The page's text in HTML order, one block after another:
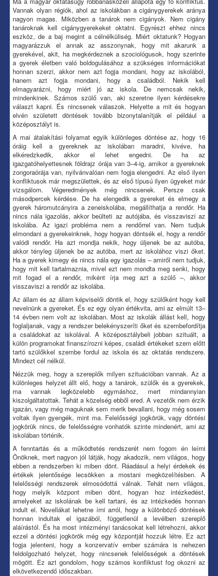
Vannak olyan régiók, ahol az iskolákban a cigánygyerekek aránya
nagyon magas. Miközben a tanárok nem cigányok. Nem cigány
tanároknak kell cigánygyerekeket oktatni. Egyrészt ehhez nincs
eszköz, de a baj megint a célnélküliség. Miért oktatunk? Hogyan
magyarázzuk el annak az asszonynak, hogy mit akarunk a
gyerekével, akit, ha megkérdeznek a szociológusok, hogy szerinte
a gyerek életben való boldogulásához a szükséges információkat
honnan szerzi, akkor nem azt fogja mondani, hogy az iskolából,
hanem azt fogja mondani, hogy a családból. Nekik kell
elmagyarázni, hogy miért jó az iskola. De nemcsak nekik,
mindenkinek. Számos szülő van, aki szeretne ilyen kérdésekre
választ kapni. És nincsenek válaszok. Helyette a mit és hogyan
elvén született döntések tovább bizonytalanítják el például a
középosztályt is.
A mai átalakítási folyamat egyik különleges döntése az, hogy 16
óráig kell a gyereknek az iskolában maradni, kivéve, ha
elkéredzkedik, akkor el lehet engedni. De ha az
igazgatóhelyettesnek földrajz órája van 3–4-ig, amikor a gyereknek
zongoraórája van, nyilvánvalóan nem fogja elengedni. Az első ilyen
konfliktusok már megszülettek, és az első típusú ilyen ügyeket már
vizsgálom. Végeredmények még nincsenek. Persze csak
másodpercek kérdése. De ha elengedik a gyereket és elmegy a
gyerek háromutcányira a zeneiskolába, megállíthatja a rendőr. Ha
nincs nála igazolás, akkor beülteti az autójába, és visszaviszi az
iskolába. Az igazi probléma nem a rendőrrel van. Nem tudjuk
elmondani a gyerekeinknek, hogy hogyan döntsék el, hogy a rendőr
valódi rendőr. Ha azt mondja nekik, hogy üljenek be az autóba,
akkor tényleg üljenek be az autóba, mert az iskolához viszi őket.
Ha a gyerek kimegy és nincs nála egy igazolás – amiről nem tudjuk,
hogy mit kell tartalmaznia, mivel ezt nem mondta meg senki, hogy
mit fogad el a rendőr, miként írja meg azt a szülő –, akkor
visszaviszi a rendőr az iskolába.
Az állam és az állam képviselői döntik el, hogy szülőként hogy kell
nevelnünk a gyereket. És ez egy olyan értékvita, ami az elmúlt 13–
14 évben nem volt az iskolában. Most az iskolák állást kell, hogy
foglaljanak, vagy a rendszer belekényszeríti őket és szembefordítja
a családokat az iskolával. A középosztálybeli jobban szituált, a
külön programokat finanszírozni képes, családi értékeket szem előtt
tartó szülőkkel szembe fordul az iskola és az oktatás rendszere.
Mindezt cél nélkül.
Nézzük meg, hogy a szereplők milyen szituációban vannak. Az a
különleges helyzet állt elő, hogy a tanárok, szülők és a gyerekek,
ma vannak legközelebb egymáshoz, mert mindannyian
kiszolgáltatottak. Tehát a közelség ebből ered. A vezetők nem érzik
igazán, vagy még maguknak sem merik bevallani, hogy még sosem
voltak ilyen gyengék, mint ma. Felelősségi jogkörük, vagy döntési
jogkörük nincs, de felelősségre vonhatók szinte mindenért, ami az
iskolában történik.
A fenntartás és a működtetés rendszerét nem fogom én leírni
Önöknek, mert nagyon jól látják, hogy akadozik, nem világos, hogy
ebben a rendszerben ki miben dönt. Ráadásul a helyi érdekek és
értékek jelentősége lecsökken a mostani megközelítésben. A
felelősségi rendszerek elmosódottá válnak. Tehát nem világos,
hogy melyik központ miben dönt, hogyan hoz intézkedést,
amelyeket az iskolának be kell tartani, és az intézkedés honnan
indult el. Novellákat lehetne írni arról, hogy a különböző döntések
honnan indultak el igazából, függetlenül a levélben szereplő
aláírástól. És ha most intézményi tanácsokat kell létrehozni, akkor
ezzel a döntési jogkörök még egy központját hozzuk létre. Ez azt
fogja jelenteni, hogy a konzervatív ember számára is nehezen
feldolgozható helyzet, hogy nincsenek felelősségek a döntések
mögött. Ez azt gondolom, hogy számos konfliktust fog okozni az
elkövetkezendő időszakban.